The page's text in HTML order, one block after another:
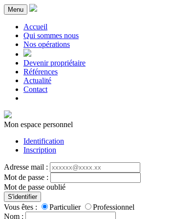
Menu
Accueil
Qui sommes nous
Nos opérations
Devenir propriétaire
Références
Actualité
Contact
Mon espace personnel
Identification
Inscription
Adresse mail :
Mot de passe :
Mot de passe oublié
S'identifier
Vous êtes : Particulier
Professionnel
Nom :